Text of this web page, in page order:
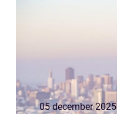
05 december 2025